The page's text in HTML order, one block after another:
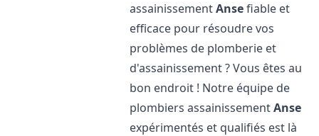
assainissementAnsefiable et
efficace pour résoudre vos
problèmes de plomberie et
d'assainissement ? Vous êtes au
bon endroit ! Notre équipe de
plombiers assainissementAnse
expérimentés et qualifiés est là